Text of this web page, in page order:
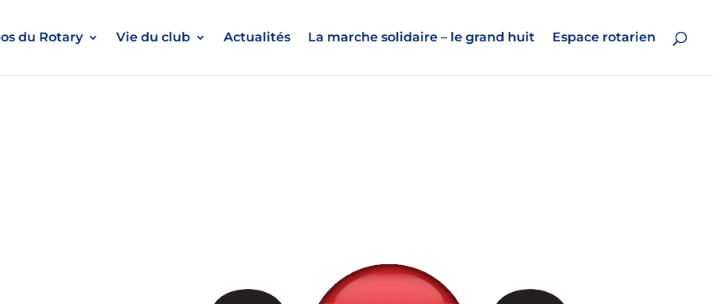
du Rotary Vie du club Actualités La marche solidaire – le grand huit Espace rotarien